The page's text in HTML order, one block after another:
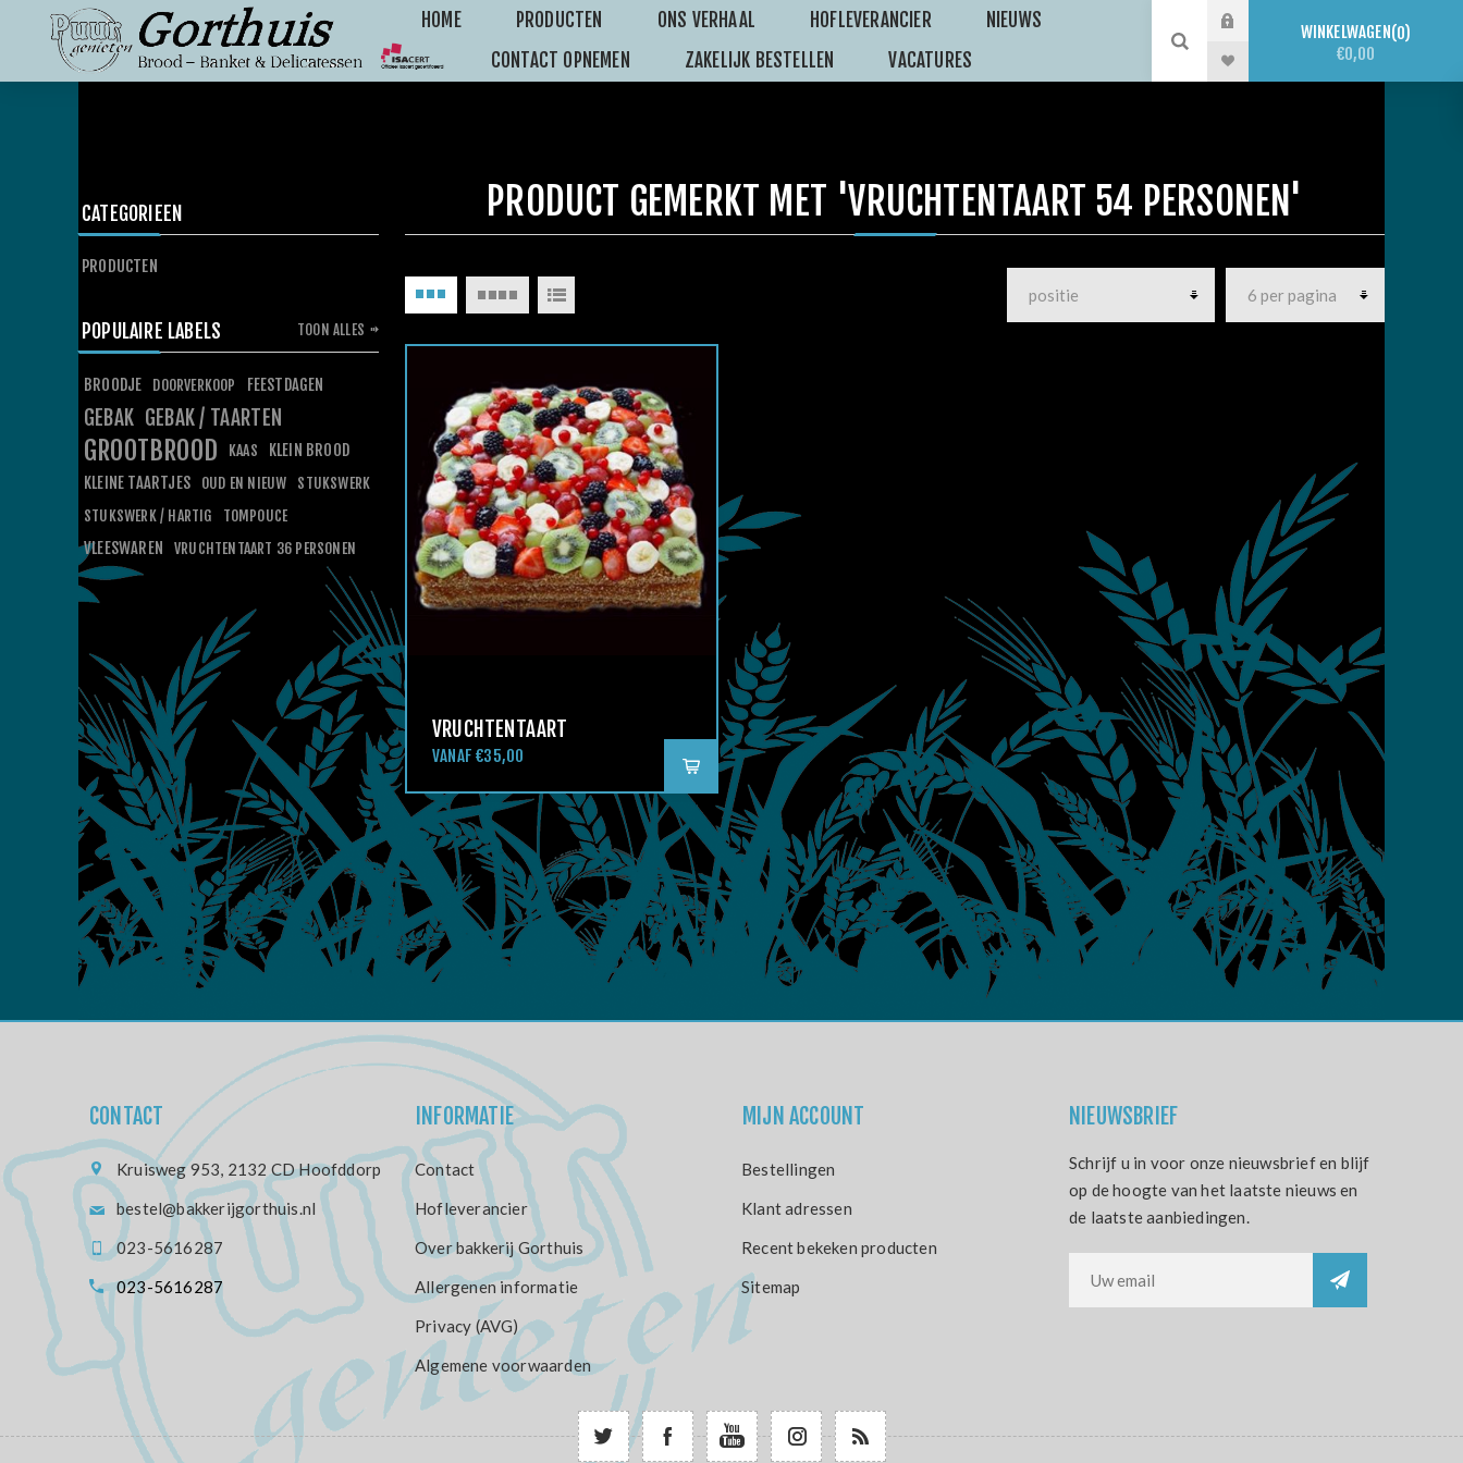
HOME PRODUCTEN ONS VERHAAL HOFLEVERANCIER
NIEUWS
CONTACT OPNEMEN
ZAKELIJK BESTELLEN VACATURES
WINKELWAGEN 0
€0,00
PRODUCT GEMERKT MET 'VRUCHTENTAART 54 PERSONEN'
VRUCHTENTAART
VANAF €35,00
CATEGORIEEN
PRODUCTEN
POPULAIRE LABELS
BROODJE DOORVERKOOP FEESTDAGEN
GEBAK GEBAK / TAARTEN
GROOTBROOD KAAS
KLEIN BROOD
KLEINE TAARTJES
OUD EN NIEUW
STUKSWERK
STUKSWERK / HARTIG
TOMPOUCE
VLEESWAREN VRUCHTENTAART 36 PERSONEN
TOON ALLES
CONTACT
Kruisweg 953, 2132 CD Hoofddorp
bestel@bakkerijgorthuis.nl
023-5616287
023-5616287
INFORMATIE
Contact
Hofleverancier
Over bakkerij Gorthuis
Allergenen informatie
Privacy (AVG)
Algemene voorwaarden
MIJN ACCOUNT
Bestellingen
Klant adressen
Recent bekeken producten
Sitemap
NIEUWSBRIEF
Schrijf u in voor onze nieuwsbrief en blijf
op de hoogte van het laatste nieuws en
de laatste aanbiedingen.